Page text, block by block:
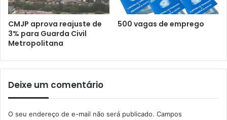
CMJP aprova reajuste de
3% para Guarda Civil
Metropolitana
500 vagas de emprego
Deixe um comentário
O seu endereço de e-mail não será publicado. Campos